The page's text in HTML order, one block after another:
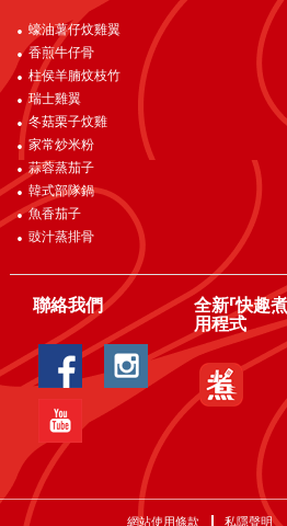
蠔油薯仔炆雞翼
香煎牛仔骨
柱侯羊腩炆枝竹
瑞士雞翼
冬菇栗子炆雞
家常炒米粉
蒜蓉蒸茄子
韓式部隊鍋
魚香茄子
豉汁蒸排骨
聯絡我們
全新「快趣煮
用程式
網站使用條款 私隱聲明